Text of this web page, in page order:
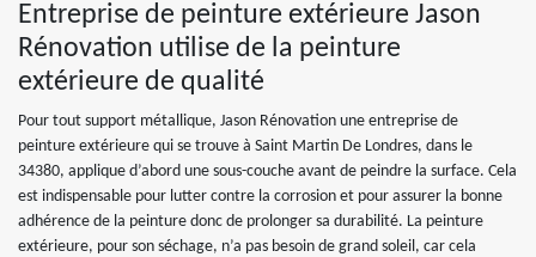
Entreprise de peinture extérieure Jason
Rénovation utilise de la peinture
extérieure de qualité
Pour tout support métallique, Jason Rénovation une entreprise de
peinture extérieure qui se trouve à Saint Martin De Londres, dans le
34380, applique d’abord une sous-couche avant de peindre la surface. Cela
est indispensable pour lutter contre la corrosion et pour assurer la bonne
adhérence de la peinture donc de prolonger sa durabilité. La peinture
extérieure, pour son séchage, n’a pas besoin de grand soleil, car cela